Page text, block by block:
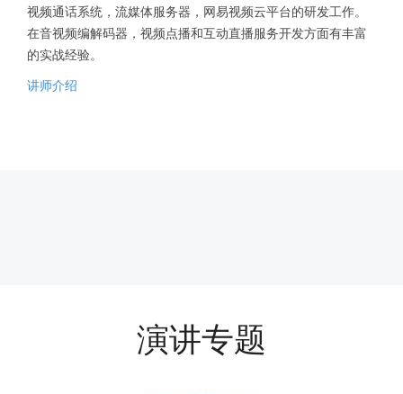
视频通话系统，流媒体服务器，网易视频云平台的研发工作。
在音视频编解码器，视频点播和互动直播服务开发方面有丰富
的实战经验。
讲师介绍
演讲专题